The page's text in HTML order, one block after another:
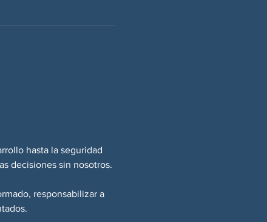
hasta la seguridad
decisiones sin nosotros.
responsabilizar a